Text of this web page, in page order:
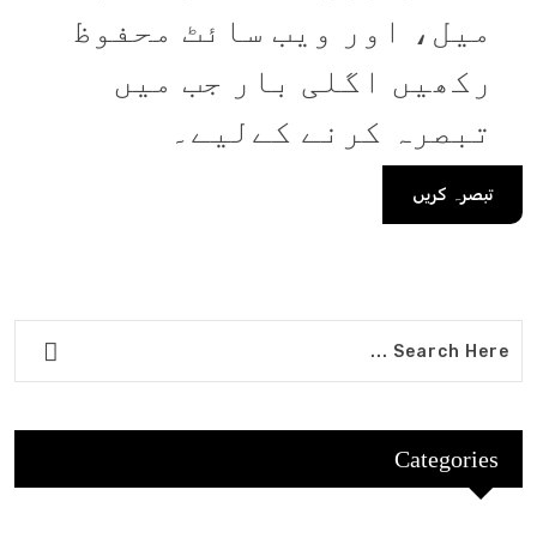
Categories
میل، اور ویب سائٹ محفوظ
رکھیں اگلی بار جب میں
تبصرہ کرنے کےلیے۔